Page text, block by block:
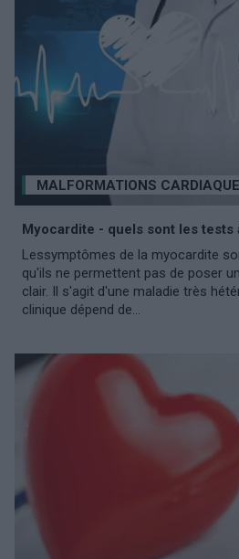
MALFORMATIONS
Myocardite - quels sont les tests
Lessymptômes de la myocardite
qu'ils ne permettent pas de poser
clair. Il s'agit d'une maladie très
clinique dépend de...